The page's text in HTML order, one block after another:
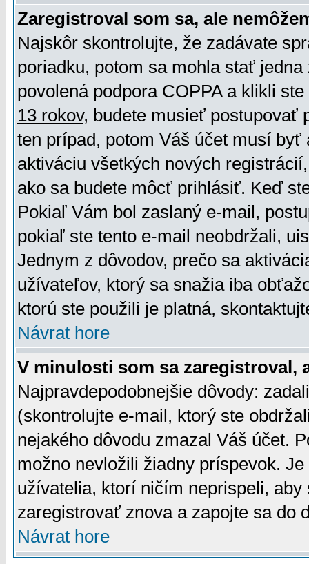
Zaregistroval som sa, ale
Najskôr skontrolujte, že zadávate
poriadku, potom sa mohla stať
povolená podpora COPPA a klikli
13 rokov, budete musieť postupovať
ten prípad, potom Váš účet musí
aktiváciu všetkých nových
ako sa budete môcť prihlásiť. Keď
Pokiaľ Vám bol zaslaný e-mail,
pokiaľ ste tento e-mail neobdržali,
Jednym z dôvodov, prečo sa
užívateľov, ktorý sa snažia iba
ktorú ste použili je platná,
Návrat hore
V minulosti som sa zaregistroval,
Najpravdepodobnejšie dôvody:
(skontrolujte e-mail, ktorý ste
nejakého dôvodu zmazal Váš účet.
možno nevložili žiadny príspevok.
užívatelia, ktorí ničím neprispeli,
zaregistrovať znova a zapojte sa do
Návrat hore